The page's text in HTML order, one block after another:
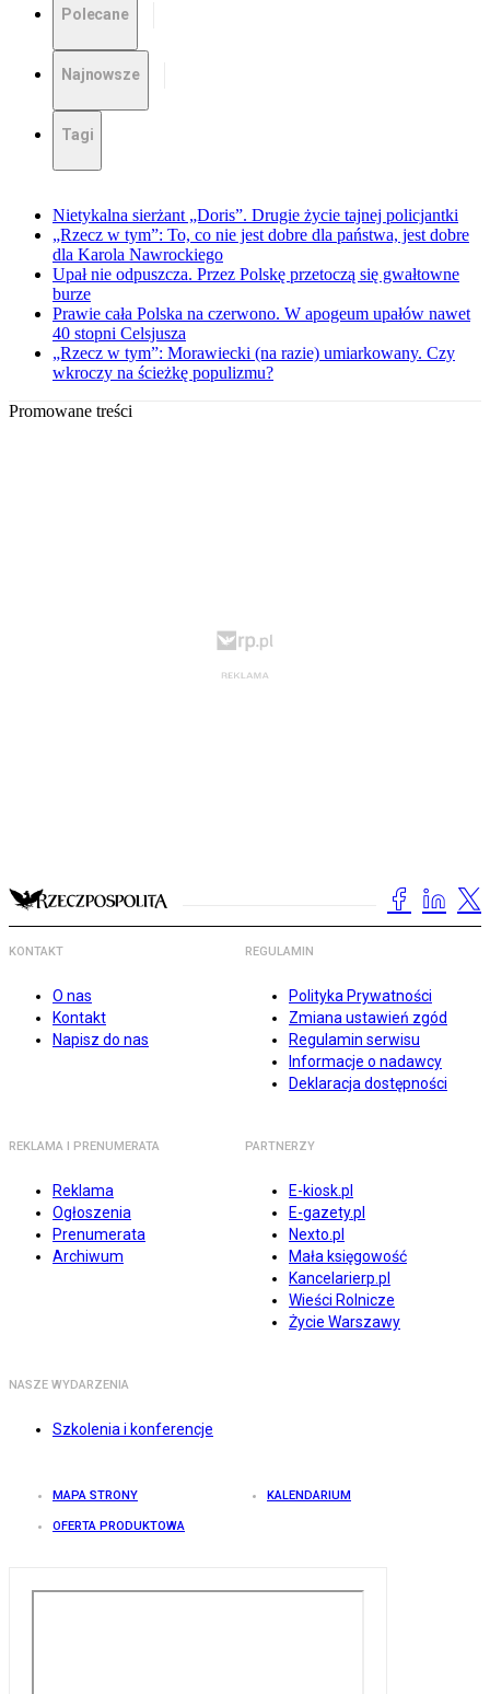
Polecane
Najnowsze
Tagi
Nietykalna sierżant „Doris”. Drugie życie tajnej policjantki
„Rzecz w tym”: To, co nie jest dobre dla państwa, jest dobre
dla Karola Nawrockiego
Upał nie odpuszcza. Przez Polskę przetoczą się gwałtowne
burze
Prawie cała Polska na czerwono. W apogeum upałów nawet
40 stopni Celsjusza
„Rzecz w tym”: Morawiecki (na razie) umiarkowany. Czy
wkroczy na ścieżkę populizmu?
Promowane treści
KONTAKT
O nas
Kontakt
Napisz do nas
REGULAMIN
Polityka Prywatności
Zmiana ustawień zgód
Regulamin serwisu
Informacje o nadawcy
Deklaracja dostępności
REKLAMA I PRENUMERATA
Reklama
Ogłoszenia
Prenumerata
Archiwum
PARTNERZY
E-kiosk.pl
E-gazety.pl
Nexto.pl
Mała księgowość
Kancelarierp.pl
Wieści Rolnicze
Życie Warszawy
NASZE WYDARZENIA
Szkolenia i konferencje
MAPA STRONY KALENDARIUM
OFERTA PRODUKTOWA